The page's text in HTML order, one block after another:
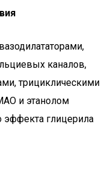
каналов,
трициклическими
и этанолом
эффекта глицерила